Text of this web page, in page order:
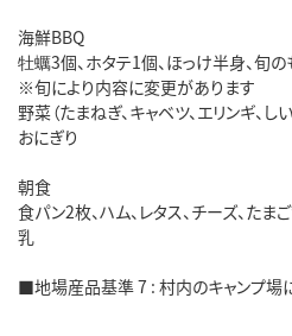
海鮮BBQ
牡蠣3個、ホタテ1個、ほっけ半身、旬の
※旬により内容に変更があります
野菜（たまねぎ、キャベツ、エリンギ、し
おにぎり
朝食
食パン2枚、ハム、レタス、チーズ、たま
乳
■地場産品基準 7 : 村内のキャンプ場